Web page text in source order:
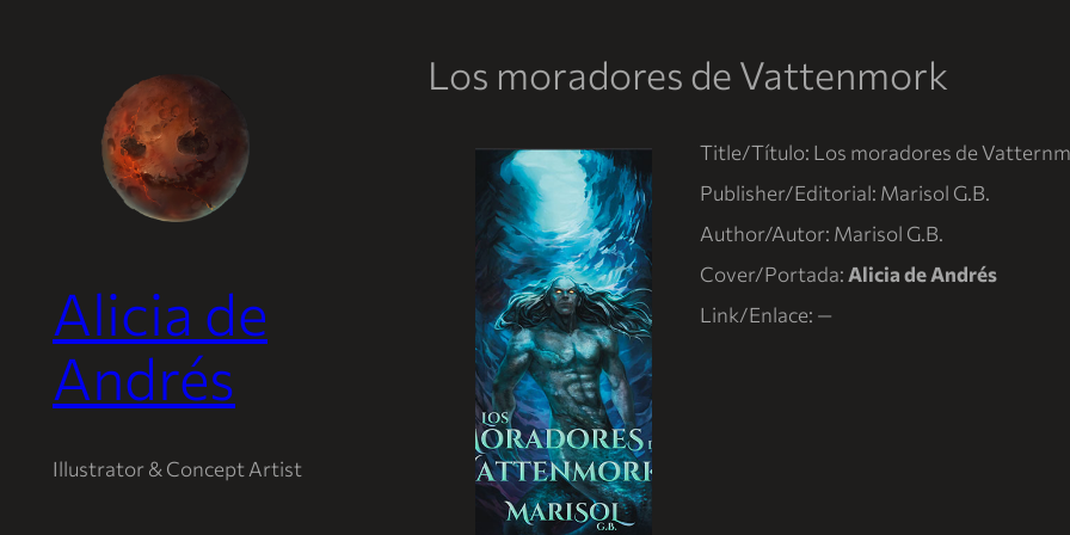
contenido
Alicia de
Andrés
Illustrator & Concept Artist
Los moradores de Vattenmork
Title/Título: Los moradores de
Publisher/Editorial: Marisol G.B.
Author/Autor: Marisol G.B.
Cover/Portada: Alicia de Andrés
Link/Enlace: —